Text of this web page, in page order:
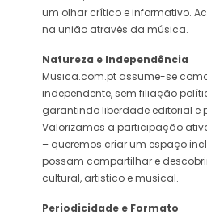
um olhar crítico e informativo.
na união através da música.
Natureza e Independência
Musica.com.pt assume-se
independente, sem filiação
garantindo liberdade editorial e
Valorizamos a participação
– queremos criar um espaço
possam compartilhar e
cultural, artistico e musical.
Periodicidade e Formato